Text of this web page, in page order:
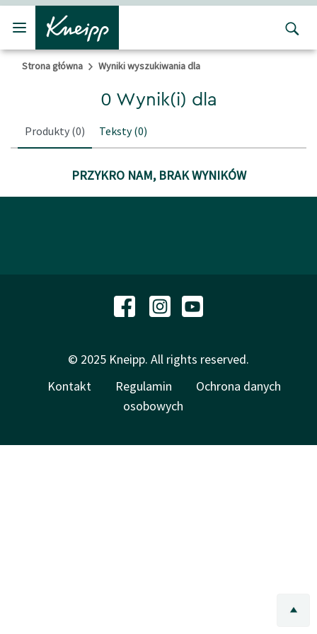
Przejdź do głównego menu
Przejdź do stopki
Strona główna Wyniki wyszukiwania dla
0 Wynik(i) dla
Produkty (0) Teksty(0)
PRZYKRO NAM, BRAK WYNIKÓW
© 2025 Kneipp. All rights reserved.
Kontakt
Regulamin
Ochrona danych
osobowych